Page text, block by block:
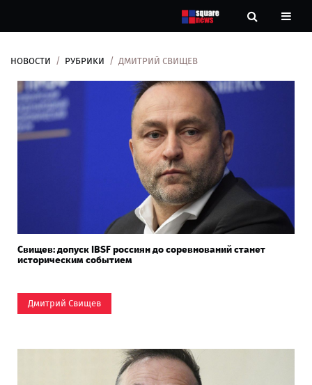
Рубрики
Контакты
НОВОСТИ РУБРИКИ ДМИТРИЙ СВИЩЕВ
Свищев: допуск IBSF россиян до соревнований станет
историческим событием
Дмитрий Свищев